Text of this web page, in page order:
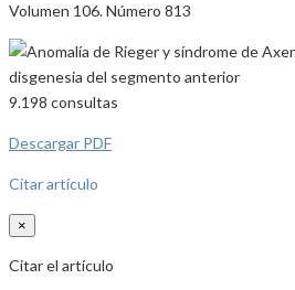
Volumen 106. Número 813
9.198 consultas
Descargar PDF
Citar artículo
×
Citar el artículo